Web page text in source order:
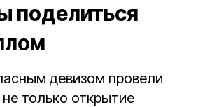
поделиться
девизом провели
только открытие